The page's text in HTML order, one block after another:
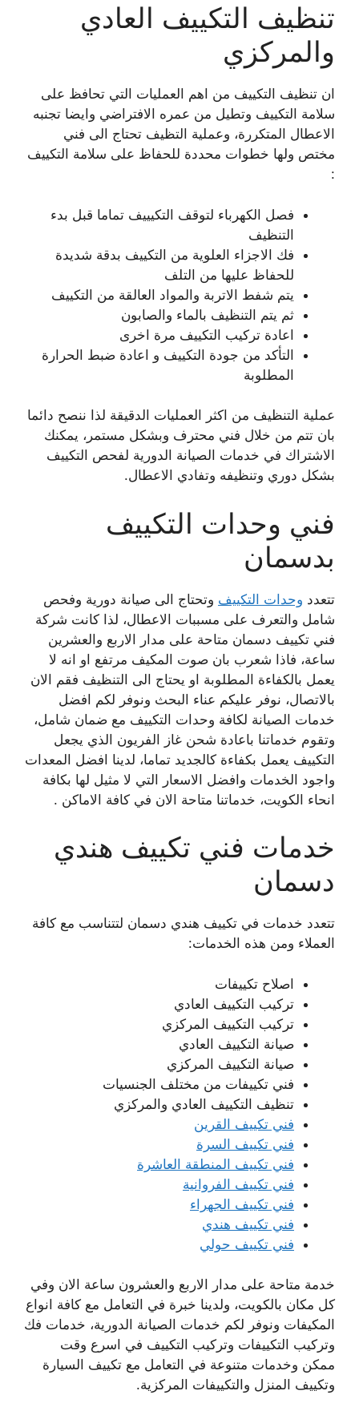
تنظيف التكييف العادي
والمركزي
ان تنظيف التكييف من اهم العمليات التي تحافظ على
سلامة التكييف وتطيل من عمره الافتراضي وايضا تجنبه
الاعطال المتكررة، وعملية التظيف تحتاج الى فني
مختص ولها خطوات محددة للحفاظ على سلامة التكييف
:
فصل الكهرباء لتوقف التكيييف تماما قبل بدء
التنظيف
فك الاجزاء العلوية من التكييف بدقة شديدة
للحفاظ عليها من التلف
يتم شفط الاتربة والمواد العالقة من التكييف
ثم يتم التنظيف بالماء والصابون
اعادة تركيب التكييف مرة اخرى
التأكد من جودة التكييف و اعادة ضبط الحرارة
المطلوبة
عملية التنظيف من اكثر العمليات الدقيقة لذا ننصح دائما
بان تتم من خلال فني محترف وبشكل مستمر، يمكنك
الاشتراك في خدمات الصيانة الدورية لفحص التكييف
بشكل دوري وتنظيفه وتفادي الاعطال.
فني وحدات التكييف
بدسمان
تتعدد وحدات التكييف وتحتاج الى صيانة دورية وفحص
شامل والتعرف على مسببات الاعطال، لذا كانت شركة
فني تكييف دسمان متاحة على مدار الاربع والعشرين
ساعة، فاذا شعرب بان صوت المكيف مرتفع او انه لا
يعمل بالكفاءة المطلوبة او يحتاج الى التنظيف فقم الان
بالاتصال، نوفر عليكم عناء البحث ونوفر لكم افضل
خدمات الصيانة لكافة وحدات التكييف مع ضمان شامل،
وتقوم خدماتنا باعادة شحن غاز الفريون الذي يجعل
التكييف يعمل بكفاءة كالجديد تماما، لدينا افضل المعدات
واجود الخدمات وافضل الاسعار التي لا مثيل لها بكافة
انحاء الكويت، خدماتنا متاحة الان في كافة الاماكن .
خدمات فني تكييف هندي
دسمان
تتعدد خدمات في تكييف هندي دسمان لتتناسب مع كافة
العملاء ومن هذه الخدمات:
اصلاح تكييفات
تركيب التكييف العادي
تركيب التكييف المركزي
صيانة التكييف العادي
صيانة التكييف المركزي
فني تكييفات من مختلف الجنسيات
تنظيف التكييف العادي والمركزي
فني تكييف القرين
فني تكييف السرة
فني تكييف المنطقة العاشرة
فني تكييف الفروانية
فني تكييف الجهراء
فني تكييف هندي
فني تكييف حولي
خدمة متاحة على مدار الاربع والعشرون ساعة الان وفي
كل مكان بالكويت، ولدينا خبرة في التعامل مع كافة انواع
المكيفات ونوفر لكم خدمات الصيانة الدورية، خدمات فك
وتركيب التكييفات وتركيب التكييف في اسرع وقت
ممكن وخدمات متنوعة في التعامل مع تكييف السيارة
وتكييف المنزل والتكييفات المركزية.